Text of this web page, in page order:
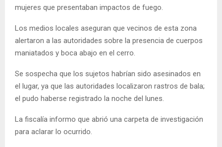
mujeres que presentaban impactos de fuego.
Los medios locales aseguran que vecinos de esta zona
alertaron a las autoridades sobre la presencia de cuerpos
maniatados y boca abajo en el cerro.
Se sospecha que los sujetos habrían sido asesinados en
el lugar, ya que las autoridades localizaron rastros de bala;
el pudo haberse registrado la noche del lunes.
La fiscalía informo que abrió una carpeta de investigación
para aclarar lo ocurrido.